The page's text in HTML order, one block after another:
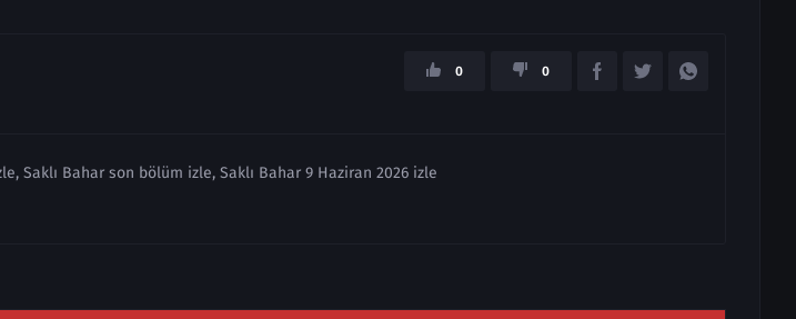
0 0
Saklı Bahar son bölüm izle, Saklı Bahar 9 Haziran 2026 izle